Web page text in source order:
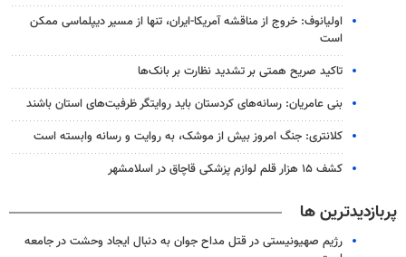
اولیانوف: خروج از مناقشه آمریکا-ایران، تنها از مسیر دیپلماسی ممکن
است
تاکید صریح همتی بر تشدید نظارت بر بانک‌ها
بنی عامریان: رسانه‌های کردستان باید روایتگر ظرفیت‌های استان باشند
کلانتری: جنگ امروز بیش از موشک، به روایت و رسانه وابسته است
کشف ۱۵ هزار قلم لوازم پزشکی قاچاق در اسلامشهر
پربازدیدترین ها
رژیم صهیونیستی در قتل مداح جوان به دنبال ایجاد وحشت در جامعه